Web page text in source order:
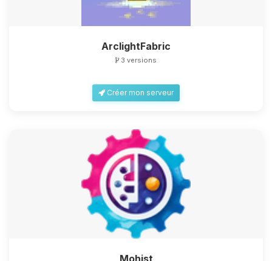
ArclightFabric
3 versions
Créer mon serveur
Mohist